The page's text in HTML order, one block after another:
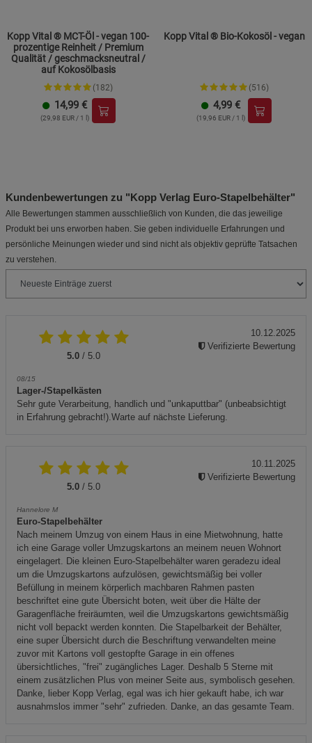
Kopp Vital ® MCT-Öl - vegan 100-
prozentige Reinheit / Premium
Qualität / geschmacksneutral /
auf Kokosölbasis
(182)
14,99 €
(29,98 EUR / 1 l)
Kopp Vital ® Bio-Kokosöl - vegan
(516)
4,99 €
(19,96 EUR / 1 l)
Kundenbewertungen zu "Kopp Verlag Euro-Stapelbehälter"
Alle Bewertungen stammen ausschließlich von Kunden, die das jeweilige
Produkt bei uns erworben haben. Sie geben individuelle Erfahrungen und
persönliche Meinungen wieder und sind nicht als objektiv geprüfte Tatsachen
zu verstehen.
5.0 / 5.0
08/15
Lager-/Stapelkästen
Sehr gute Verarbeitung, handlich und "unkaputtbar" (unbeabsichtigt
in Erfahrung gebracht!).Warte auf nächste Lieferung.
10.12.2025
Verifizierte Bewertung
5.0 / 5.0
Hannelore M
Euro-Stapelbehälter
Nach meinem Umzug von einem Haus in eine Mietwohnung, hatte
ich eine Garage voller Umzugskartons an meinem neuen Wohnort
eingelagert. Die kleinen Euro-Stapelbehälter waren geradezu ideal
um die Umzugskartons aufzulösen, gewichtsmäßig bei voller
Befüllung in meinem körperlich machbaren Rahmen pasten
beschriftet eine gute Übersicht boten, weit über die Hälte der
Garagenfläche freiräumten, weil die Umzugskartons gewichtsmäßig
nicht voll bepackt werden konnten. Die Stapelbarkeit der Behälter,
eine super Übersicht durch die Beschriftung verwandelten meine
zuvor mit Kartons voll gestopfte Garage in ein offenes
übersichtliches, "frei" zugängliches Lager. Deshalb 5 Sterne mit
einem zusätzlichen Plus von meiner Seite aus, symbolisch gesehen.
Danke, lieber Kopp Verlag, egal was ich hier gekauft habe, ich war
ausnahmslos immer "sehr" zufrieden. Danke, an das gesamte Team.
10.11.2025
Verifizierte Bewertung